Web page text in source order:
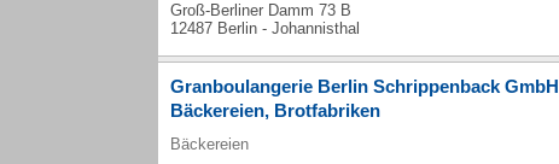
Groß-Berliner Damm 73 B
12487 Berlin - Johannisthal
Granboulangerie Berlin Schrippenback GmbH
Bäckereien, Brotfabriken
Bäckereien